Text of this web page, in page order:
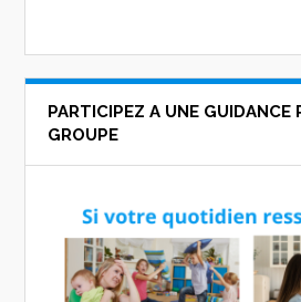
PARTICIPEZ A UNE GUIDANCE
GROUPE